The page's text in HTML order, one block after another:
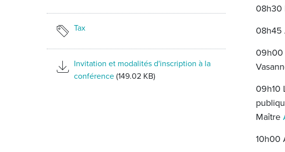
Tax
Invitation et modalités d'inscription à la
conférence(149.02 KB)
08h30
08h45
09h00
09h10
Maître
10h00